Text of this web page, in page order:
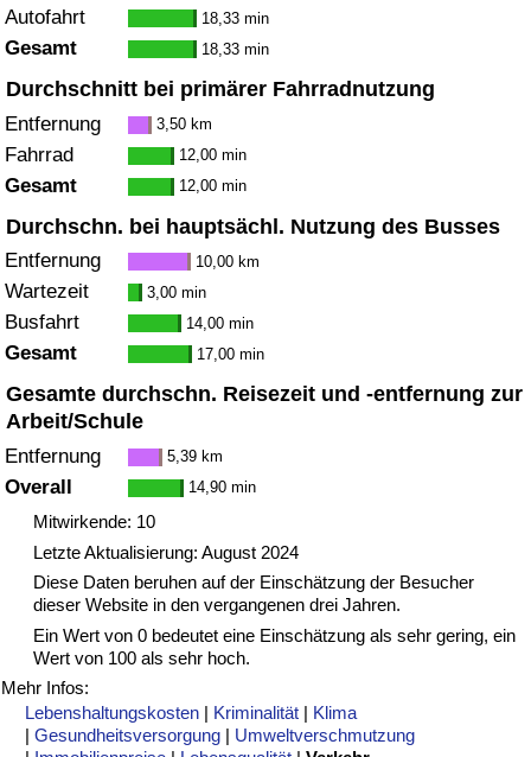
Autofahrt 18,33 min
Gesamt 18,33 min
Durchschnitt bei primärer Fahrradnutzung
Entfernung 3,50 km
Fahrrad 12,00 min
Gesamt 12,00 min
Durchschn. bei hauptsächl. Nutzung des Busses
Entfernung 10,00 km
Wartezeit 3,00 min
Busfahrt 14,00 min
Gesamt 17,00 min
Gesamte durchschn. Reisezeit und -entfernung zur
Arbeit/Schule
Entfernung 5,39 km
Overall 14,90 min
Mitwirkende: 10
Letzte Aktualisierung: August 2024
Diese Daten beruhen auf der Einschätzung der Besucher
dieser Website in den vergangenen drei Jahren.
Ein Wert von 0 bedeutet eine Einschätzung als sehr gering, ein
Wert von 100 als sehr hoch.
Mehr Infos:
Lebenshaltungskosten | Kriminalität | Klima
|Gesundheitsversorgung | Umweltverschmutzung